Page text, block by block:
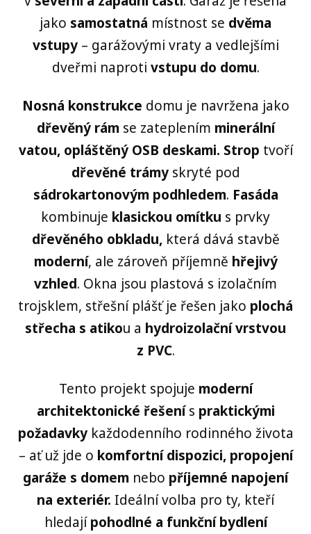
jako samostatná místnost se dvěma
vstupy– garážovými vraty a vedlejšími
dveřmi naproti vstupu do domu.
Nosná konstrukce domu je navržena jako
dřevěný rám se zateplením minerální
vatou, opláštěný OSB deskami. Strop tvoří
dřevěné trámyskryté pod
sádrokartonovým podhledem. Fasáda
kombinuje klasickou omítku s prvky
dřevěného obkladu,která dává stavbě
moderní, ale zároveň příjemně hřejivý
vzhled. Okna jsou plastová s izolačním
trojsklem, střešní plášť je řešen jako plochá
střecha s atikou a hydroizolační vrstvou
z PVC.
Tento projekt spojuje moderní
architektonické řešenís praktickými
požadavkykaždodenního rodinného života
– ať už jde o komfortní dispozici, propojení
garáže s domem nebo příjemné napojení
na exteriér. Ideální volba pro ty, kteří
hledajípohodlné a funkční bydlení